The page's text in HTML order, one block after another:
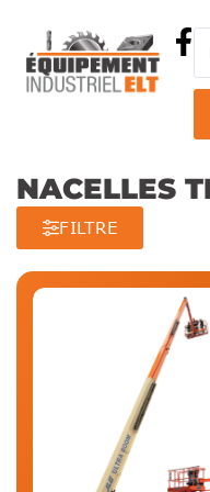
Ventes
Entreprosage
À Propos
NACELLES
FILTRE
Béton
Chauffage /
Compaction /
Élévation /